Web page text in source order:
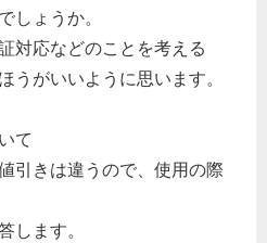
しょうか。
対応などのことを考える
うがいいように思います。
て
引きは違うので、使用の際
します。